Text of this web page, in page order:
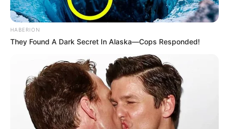
HABERION
They Found A Dark Secret In Alaska—Cops Responded!